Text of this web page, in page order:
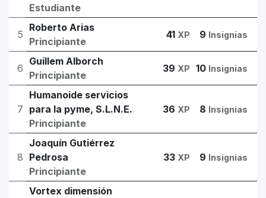
Estudiante
5
Roberto Arias
Principiante
41 XP 9 Insignias
6
Guillem Alborch
Principiante
39 XP 10 Insignias
7
Humanoide servicios
para la pyme, S.L.N.E.
Principiante
36 XP 8 Insignias
8
Joaquín Gutiérrez
Pedrosa
Principiante
33 XP 9 Insignias
Vortex dimensión